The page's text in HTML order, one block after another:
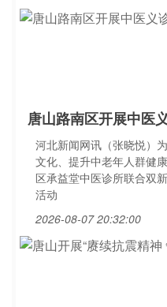
唐山路南区开展中医
河北新闻网讯（张晓悦）
文化、提升中老年人群健
区承益堂中医诊所联合双
活动
2026-08-07 20:32:00